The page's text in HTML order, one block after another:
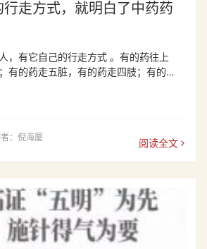
走方式，就明白了中药药
，有它自己的行走方式 。有的药往上
有的药走五脏，有的药走四肢；有的走
：倪海厦 阅读全文